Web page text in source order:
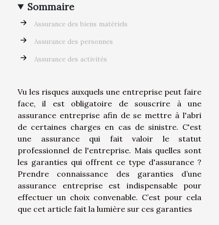
Sommaire
Assurance des biens matériels
Assurance des personnes
Assurance des activités
Vu les risques auxquels une entreprise peut faire
face, il est obligatoire de souscrire à une
assurance entreprise afin de se mettre à l'abri
de certaines charges en cas de sinistre. C'est
une assurance qui fait valoir le statut
professionnel de l'entreprise. Mais quelles sont
les garanties qui offrent ce type d'assurance ?
Prendre connaissance des garanties d’une
assurance entreprise est indispensable pour
effectuer un choix convenable. C’est pour cela
que cet article fait la lumière sur ces garanties